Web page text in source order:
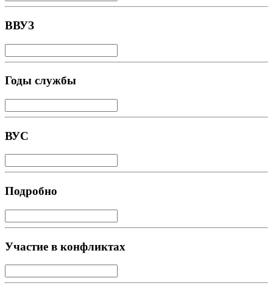
ВВУЗ
Годы службы
ВУС
Подробно
Участие в конфликтах